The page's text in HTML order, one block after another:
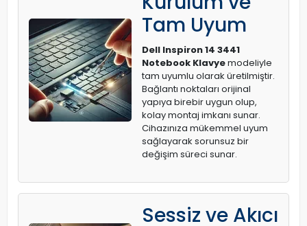
Tam Uyum
Dell Inspiron 14 3441
Notebook Klavyemodeliyle
tam uyumlu olarak üretilmiştir.
Bağlantı noktaları orijinal
yapıya birebir uygun olup,
kolay montaj imkanı sunar.
Cihazınıza mükemmel uyum
sağlayarak sorunsuz bir
değişim süreci sunar.
Sessiz ve Akıcı